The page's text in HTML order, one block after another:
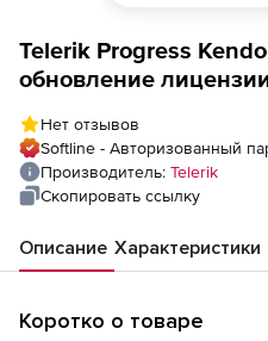
Telerik Progress
обновление
Developer License -
Progress DevCraft UI +
day upgrade
Нет отзывов
Softline - Авторизованный
Производитель: Telerik
Скопировать ссылку
Описание Характеристики
Коротко о товаре